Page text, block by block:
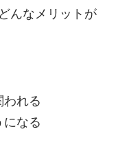
んなメリットが
われる
になる